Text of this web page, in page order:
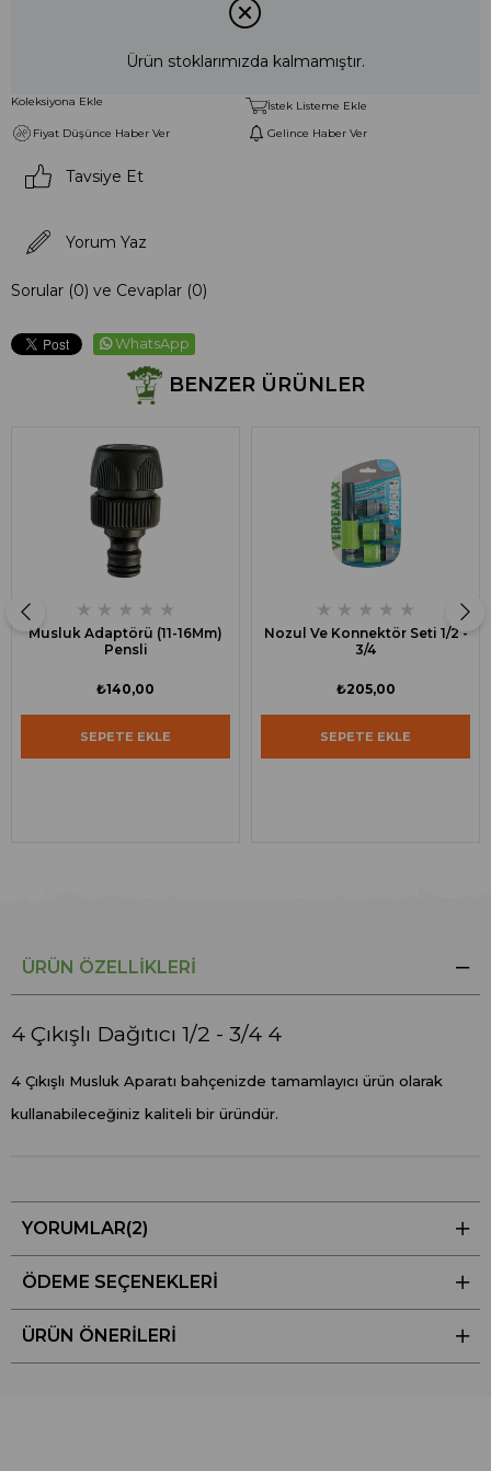
Ürün stoklarımızda kalmamıştır.
Koleksiyona Ekle
İstek Listeme Ekle
Fiyat Düşünce Haber Ver
Gelince Haber Ver
Tavsiye Et
Yorum Yaz
Sorular (0) ve Cevaplar (0)
WhatsApp
BENZER ÜRÜNLER
★ ★ ★ ★ ★
Musluk Adaptörü (11-16Mm)
Pensli
₺140,00
SEPETE EKLE
★ ★ ★ ★ ★
Nozul Ve Konnektör Seti 1/2 -
3/4
₺205,00
SEPETE EKLE
ÜRÜN ÖZELLIKLERI
4 Çıkışlı Dağıtıcı 1/2 - 3/4 4
4 Çıkışlı Musluk Aparatı bahçenizde tamamlayıcı ürün olarak
kullanabileceğiniz kaliteli bir üründür.
YORUMLAR(2)
ÖDEME SEÇENEKLERI
ÜRÜN ÖNERILERI